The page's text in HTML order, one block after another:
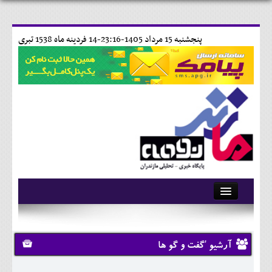
14 فردينه ماه 1538 تبری پنجشنبه 15 مرداد 1405-23:16-
آرشیو
تماس با ما
وبلاگ
آرشیو 'گفت و گو ها